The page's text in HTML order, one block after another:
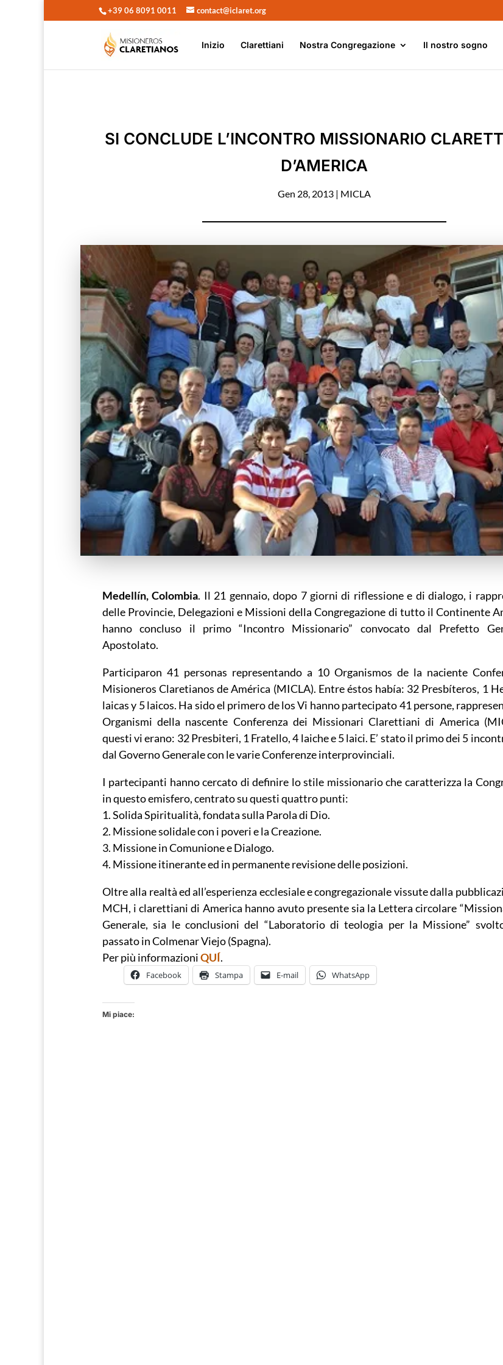
+39 06 8091 0011 contact@iclaret.org
Inizio Clarettiani Nostra Congregazione Il nostro sogno
SI CONCLUDE L’INCONTRO MISSIONARIO
D’AMERICA
Gen 28, 2013 | MICLA
Medellín, Colombia. Il 21 gennaio, dopo 7 giorni di riflessione e di dialogo, i
delle Provincie, Delegazioni e Missioni della Congregazione di tutto il Continente
hanno concluso il primo “Incontro Missionario” convocato dal Prefetto
Apostolato.
Participaron 41 personas representando a 10 Organismos de la naciente
Misioneros Claretianos de América (MICLA). Entre éstos había: 32 Presbíteros, 1
laicas y 5 laicos. Ha sido el primero de los Vi hanno partecipato 41 persone,
Organismi della nascente Conferenza dei Missionari Clarettiani di America
questi vi erano: 32 Presbiteri, 1 Fratello, 4 laiche e 5 laici. E’ stato il primo dei 5
dal Governo Generale con le varie Conferenze interprovinciali.
I partecipanti hanno cercato di definire lo stile missionario che caratterizza la
in questo emisfero, centrato su questi quattro punti:
1. Solida Spiritualità, fondata sulla Parola di Dio.
2. Missione solidale con i poveri e la Creazione.
3. Missione in Comunione e Dialogo.
4. Missione itinerante ed in permanente revisione delle posizioni.
Oltre alla realtà ed all’esperienza ecclesiale e congregazionale vissute dalla
MCH, i clarettiani di America hanno avuto presente sia la Lettera circolare
Generale, sia le conclusioni del “Laboratorio di teologia per la Missione”
passato in Colmenar Viejo (Spagna).
Per più informazioniQUÍ.
Facebook Stampa E-mail WhatsApp
Mi piace: